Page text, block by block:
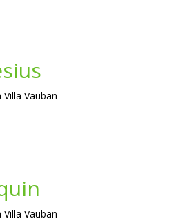
Vauban -
Vauban -